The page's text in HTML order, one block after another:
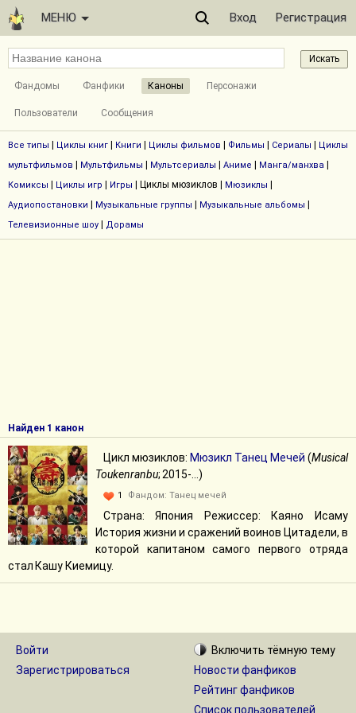
МЕНЮ Вход Регистрация
Фандомы Фанфики Каноны Персонажи
Пользователи Сообщения
Все типы Циклы книг Книги Циклы фильмов Фильмы Сериалы
Циклы
мультфильмов
Мультфильмы Мультсериалы Аниме Манга/манхва
Комиксы Циклы игр Игры | Циклы мюзиклов | Мюзиклы
Аудиопостановки Музыкальные группы Музыкальные альбомы
Телевизионные шоу Дорамы
Найден 1 канон
Цикл мюзиклов: Мюзикл Танец Мечей (Musical
Toukenranbu; 2015-...)
1 Фандом: Танец мечей
Страна: Япония Режиссер: Каяно Исаму
История жизни и сражений воинов Цитадели, в
которой капитаном самого первого отряда
стал Кашу Киемицу.
Войти
Зарегистрироваться
Включить тёмную тему
Новости фанфиков
Рейтинг фанфиков
Список пользователей